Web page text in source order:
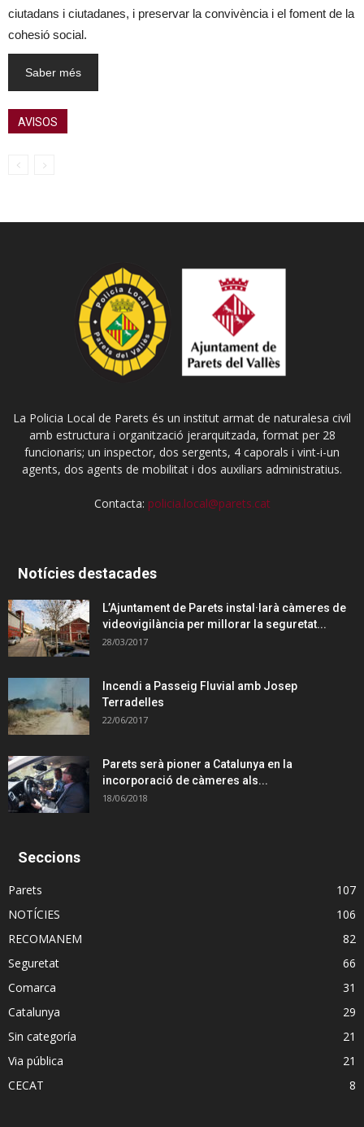
ciutadans i ciutadanes, i preservar la convivència i el foment de la
cohesió social.
Saber més
AVISOS
La Policia Local de Parets és un institut armat de naturalesa civil
amb estructura i organització jerarquitzada, format per 28
funcionaris; un inspector, dos sergents, 4 caporals i vint-i-un
agents, dos agents de mobilitat i dos auxiliars administratius.
Contacta: policia.local@parets.cat
Notícies destacades
L’Ajuntament de Parets instal·larà càmeres de
videovigilància per millorar la seguretat...
28/03/2017
Incendi a Passeig Fluvial amb Josep
Terradelles
22/06/2017
Parets serà pioner a Catalunya en la
incorporació de càmeres als...
18/06/2018
Seccions
Parets
107
NOTÍCIES
106
RECOMANEM
82
Seguretat
66
Comarca
31
Catalunya
29
Sin categoría
21
Via pública
21
CECAT
8